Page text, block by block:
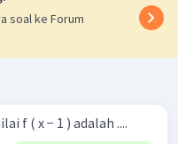
soal ke Forum
f ( x − 1 ) adalah ....